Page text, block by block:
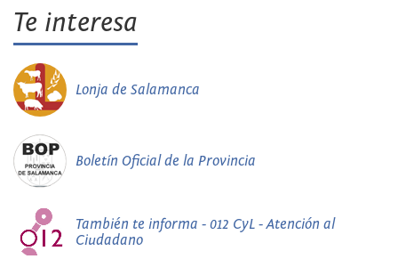
Te interesa
Lonja de Salamanca
Boletín Oficial de la Provincia
También te informa - 012 CyL - Atención al
Ciudadano